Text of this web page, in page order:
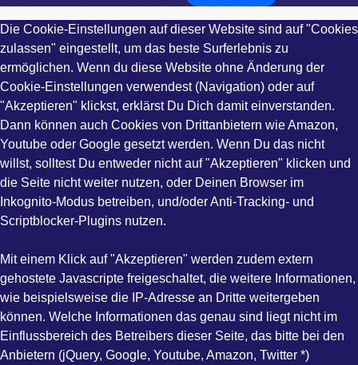
Die Cookie-Einstellungen auf dieser Website sind auf "Cookies
zulassen" eingestellt, um das beste Surferlebnis zu
ermöglichen. Wenn du diese Website ohne Änderung der
Cookie-Einstellungen verwendest (Navigation) oder auf
"Akzeptieren" klickst, erklärst Du Dich damit einverstanden.
Dann können auch Cookies von Drittanbietern wie Amazon,
Youtube oder Google gesetzt werden. Wenn Du das nicht
willst, solltest Du entweder nicht auf "Akzeptieren" klicken und
die Seite nicht weiter nutzen, oder Deinen Browser im
Inkognito-Modus betreiben, und/oder Anti-Tracking- und
Scriptblocker-Plugins nutzen.
Mit einem Klick auf "Akzeptieren" werden zudem extern
gehostete Javascripte freigeschaltet, die weitere Informationen,
wie beispielsweise die IP-Adresse an Dritte weitergeben
können. Welche Informationen das genau sind liegt nicht im
Einflussbereich des Betreibers dieser Seite, das bitte bei den
Anbietern (jQuery, Google, Youtube, Amazon, Twitter *)